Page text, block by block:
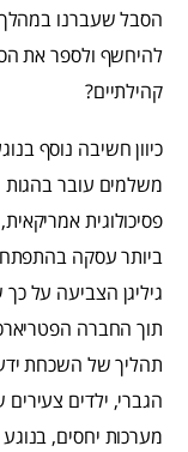
הסבל שעברנו
להיחשף ולספר את
קהילתיים?
כיוון חשיבה נוסף
משלמים עובר בהגות
פסיכולוגית
ביותר עסקה
גיליגן הצביעה על
תוך החברה
תהליך של השכחת
הגברי, ילדים צעירים
מערכות יחסים,